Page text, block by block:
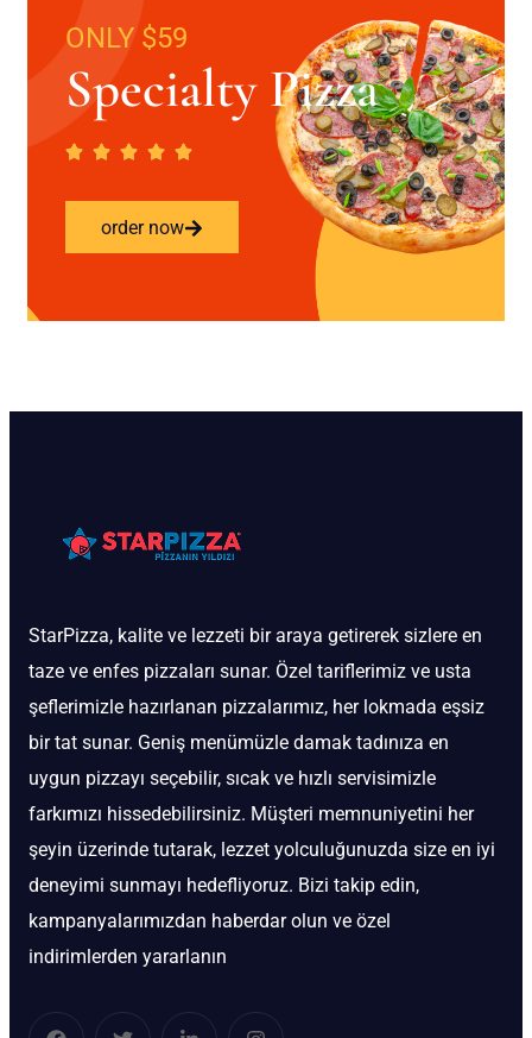
ONLY $59
Specialty Pizza
order now
StarPizza, kalite ve lezzeti bir araya getirerek sizlere en
taze ve enfes pizzaları sunar. Özel tariflerimiz ve usta
şeflerimizle hazırlanan pizzalarımız, her lokmada eşsiz
bir tat sunar. Geniş menümüzle damak tadınıza en
uygun pizzayı seçebilir, sıcak ve hızlı servisimizle
farkımızı hissedebilirsiniz. Müşteri memnuniyetini her
şeyin üzerinde tutarak, lezzet yolculuğunuzda size en iyi
deneyimi sunmayı hedefliyoruz. Bizi takip edin,
kampanyalarımızdan haberdar olun ve özel
indirimlerden yararlanın